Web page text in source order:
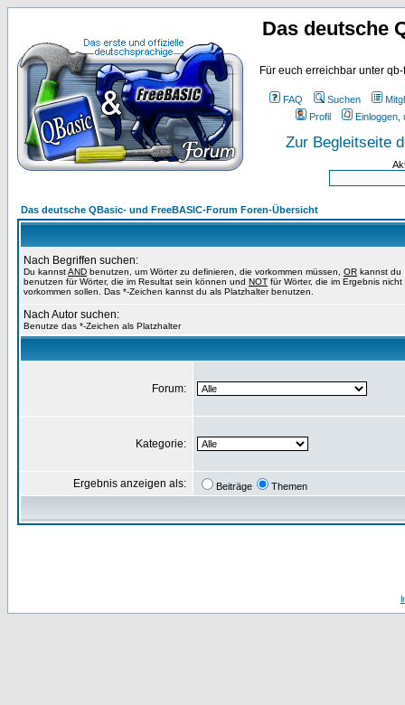
Das deutsche
Für euch erreichbar unter
FAQ Suchen
Profil
Einloggen,
Zur Begleitseite
Das deutsche QBasic- und FreeBASIC-Forum Foren-Übersicht
Nach Begriffen suchen:
Du kannstAND benutzen, um Wörter zu definieren, die vorkommen müssen, OR kannst du
benutzen für Wörter, die im Resultat sein können und NOT für Wörter, die im Ergebnis nicht
vorkommen sollen. Das *-Zeichen kannst du als Platzhalter benutzen.
Nach Autor suchen:
Benutze das *-Zeichen als Platzhalter
Forum:
Kategorie:
Ergebnis anzeigen als: Beiträge Themen